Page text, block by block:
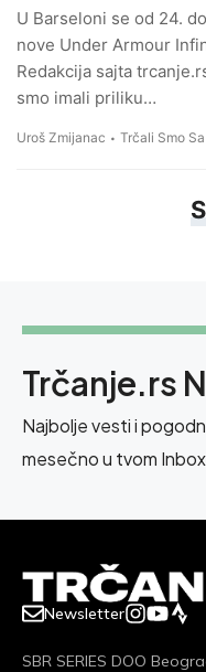
U Barseloni se od 24.
nove Under Armour
Redakcija sajta
smo imali priliku…
Uroš Zmijanac Trčali Smo Sa
Trčanje.rs
Najbolje vesti i
mesečno u tvom
Newsletter
SBR SERIES DOO